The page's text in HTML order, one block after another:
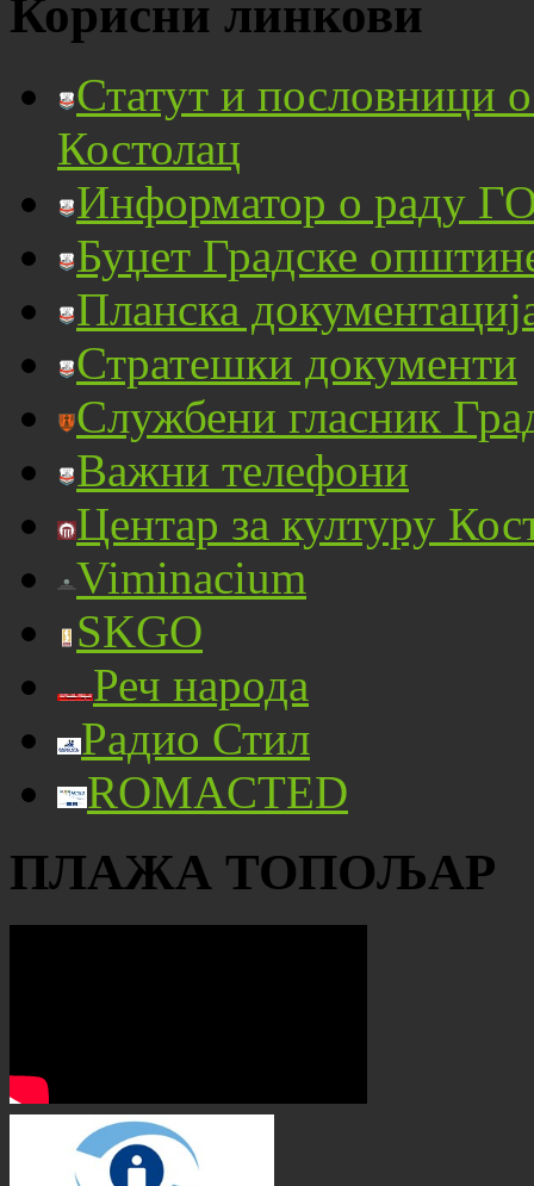
Корисни линкови
Статут и пословници
Костолац
Информатор о раду
Буџет Градске
Планска
Стратешки документи
Службени гласник
Важни телефони
Центар за културу
Viminacium
SKGO
Реч народа
Радио Стил
ROMACTED
ПЛАЖА ТОПОЉАР